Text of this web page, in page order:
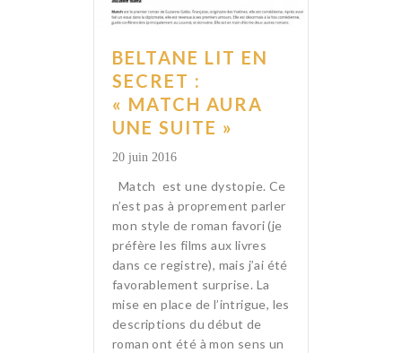
BELTANE LIT EN
SECRET :
« MATCH AURA
UNE SUITE »
20 juin 2016
Match est une dystopie. Ce
n’est pas à proprement parler
mon style de roman favori (je
préfère les films aux livres
dans ce registre), mais j’ai été
favorablement surprise. La
mise en place de l’intrigue, les
descriptions du début de
roman ont été à mon sens un